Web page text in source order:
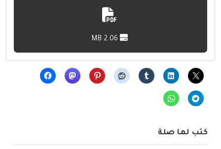
كتب لها صلة